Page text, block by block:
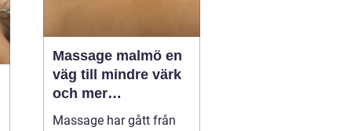
Massage malmö en
väg till mindre värk
och mer
vardagsenergi
Massage har gått från